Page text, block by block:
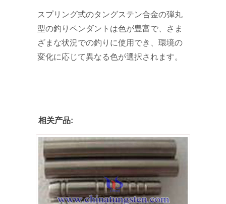
スプリング式のタングステン合金の弾丸
型の釣りペンダントは色が豊富で、さま
ざまな状況での釣りに使用でき、環境の
変化に応じて異なる色が選択されます。
相关产品: